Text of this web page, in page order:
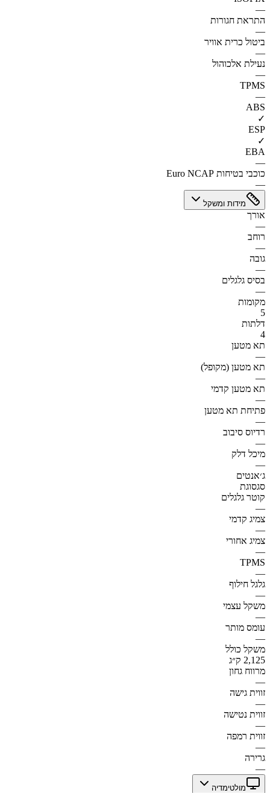
—
התראת חגורות
—
ביטול כרית אוויר
—
נעילת אלכוהול
—
TPMS
—
ABS
✓
ESP
✓
EBA
—
כוכבי בטיחות Euro NCAP
—
מידות ומשקל
אורך
—
רוחב
—
גובה
—
בסיס גלגלים
—
מקומות
5
דלתות
4
תא מטען
—
תא מטען (מקופל)
—
תא מטען קדמי
—
פתיחת תא מטען
—
רדיוס סיבוב
—
מיכל דלק
—
ג׳אנטים
סגסוגת
קוטר גלגלים
—
צמיג קדמי
—
צמיג אחורי
—
TPMS
—
גלגל חילוף
—
משקל עצמי
—
עומס מותר
—
משקל כולל
2,125 ק״ג
מרווח גחון
—
זווית גישה
—
זווית נטישה
—
זווית רמפה
—
גרירה
—
מולטימדיה